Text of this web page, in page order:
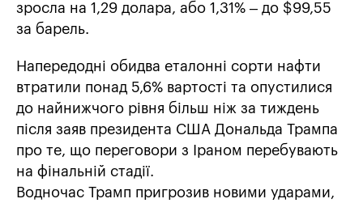
зросла на 1,29 долара, або 1,31% – до $99,55
за барель.
Напередодні обидва еталонні сорти нафти
втратили понад 5,6% вартості та опустилися
до найнижчого рівня більш ніж за тиждень
після заяв президента США Дональда Трампа
про те, що переговори з Іраном перебувають
на фінальній стадії.
Водночас Трамп пригрозив новими ударами,